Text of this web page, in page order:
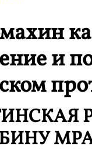
и